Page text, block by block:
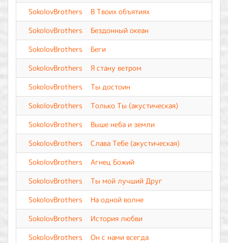
SokolovBrothers
В Твоих объятиях
SokolovBrothers
Бездонный океан
SokolovBrothers
Беги
SokolovBrothers
Я стану ветром
SokolovBrothers
Ты достоин
SokolovBrothers
Только Ты (акустическая)
SokolovBrothers
Выше неба и земли
SokolovBrothers
Слава Тебе (акустическая)
SokolovBrothers
Агнец Божий
SokolovBrothers
Ты мой лучший Друг
SokolovBrothers
На одной волне
SokolovBrothers
История любви
SokolovBrothers
Он с нами всегда